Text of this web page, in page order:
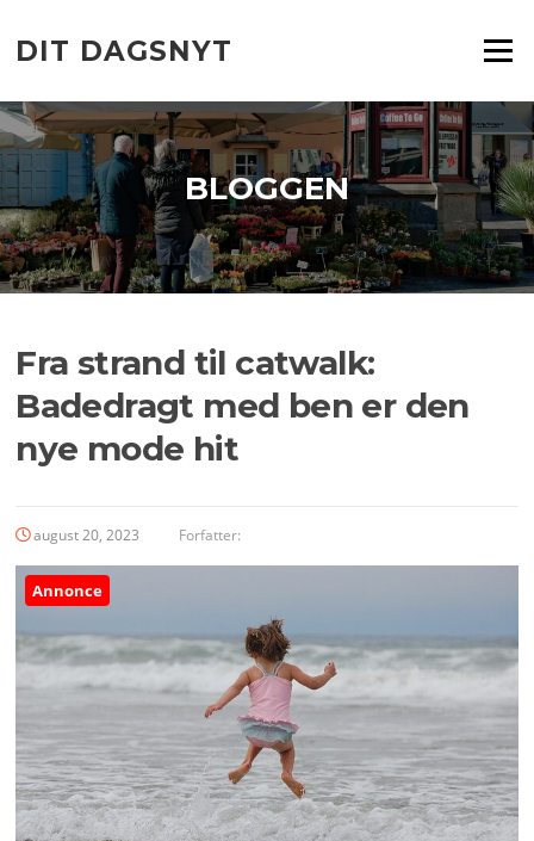
indhold
DIT DAGSNYT Menu
BLOGGEN
Fra strand til catwalk:
Badedragt med ben er den
nye mode hit
august 20, 2023 Forfatter:
Annonce